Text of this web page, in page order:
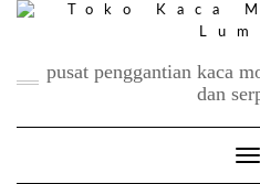
Skip
pusat penggantian kaca
dan